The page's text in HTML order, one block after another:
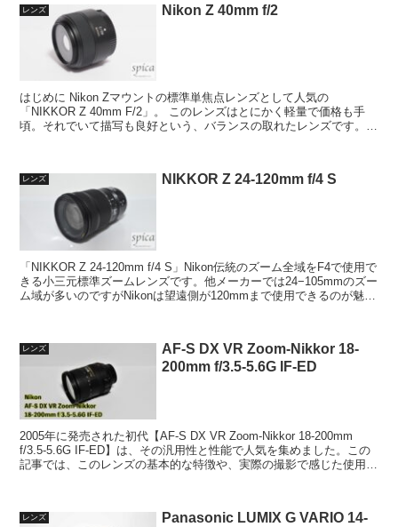
レンズ Nikon Z 40mm f/2
はじめに Nikon Zマウントの標準単焦点レンズとして人気の
「NIKKOR Z 40mm F/2」。 このレンズはとにかく軽量で価格も手
頃。それでいて描写も良好という、バランスの取れたレンズです。
レンズ NIKKOR Z 24-120mm f/4 S
「NIKKOR Z 24-120mm f/4 S」Nikon伝統のズーム全域をF4で使用で
きる小三元標準ズームレンズです。他メーカーでは24−105mmのズー
ム域が多いのですがNikonは望遠側が120mmまで使用できるのが魅力
レンズ
AF-S DX VR Zoom-Nikkor 18-
200mm f/3.5-5.6G IF-ED
2005年に発売された初代【AF-S DX VR Zoom-Nikkor 18-200mm
f/3.5-5.6G IF-ED】は、その汎用性と性能で人気を集めました。この
記事では、このレンズの基本的な特徴や、実際の撮影で感じた使用感
レンズ
Panasonic LUMIX G VARIO 14-